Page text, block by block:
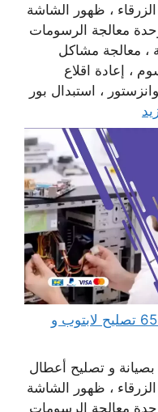
، ظهور الشاشة
معالجة الرسومات
، معالجة مشاكل
، إعادة اقلاع
، استبدال بور
مهندس كمبيوتر صبحان 65511033 تصليح لابتوب و
و تصليح أعطال
، ظهور الشاشة
معالجة الرسومات